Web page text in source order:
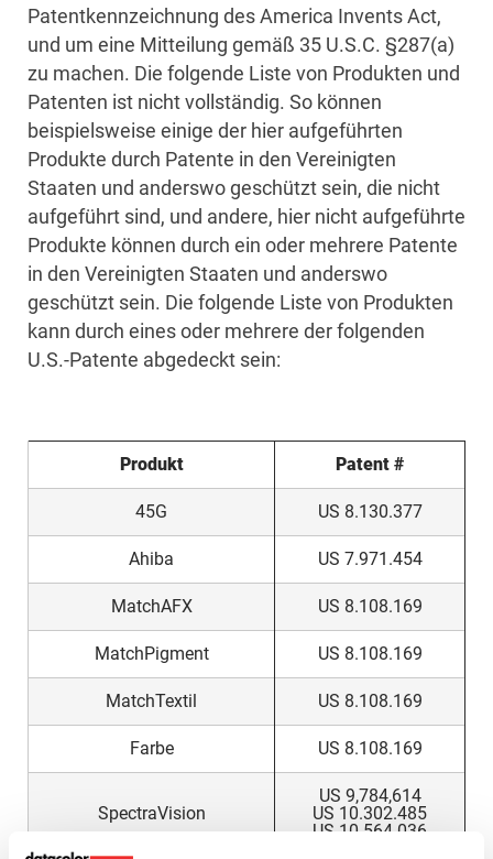
Patentkennzeichnung des America Invents Act,
und um eine Mitteilung gemäß 35 U.S.C. §287(a)
zu machen. Die folgende Liste von Produkten und
Patenten ist nicht vollständig. So können
beispielsweise einige der hier aufgeführten
Produkte durch Patente in den Vereinigten
Staaten und anderswo geschützt sein, die nicht
aufgeführt sind, und andere, hier nicht aufgeführte
Produkte können durch ein oder mehrere Patente
in den Vereinigten Staaten und anderswo
geschützt sein. Die folgende Liste von Produkten
kann durch eines oder mehrere der folgenden
U.S.-Patente abgedeckt sein:
Produkt Patent #
45G US 8.130.377
Ahiba US 7.971.454
MatchAFX US 8.108.169
MatchPigment US 8.108.169
MatchTextil US 8.108.169
Farbe US 8.108.169
SpectraVision
US 9,784,614
US 10.302.485
US 10.564.036